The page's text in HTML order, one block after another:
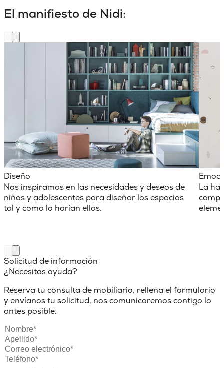
El manifiesto de Nidi:
Diseño
Nos inspiramos en las necesidades y deseos de
niños y adolescentes para diseñar los espacios
tal y como lo harían ellos.
La
Solicitud de información
¿Necesitas ayuda?
Reserva tu consulta de mobiliario, rellena el formulario
y envíanos tu solicitud, nos comunicaremos contigo lo
antes posible.